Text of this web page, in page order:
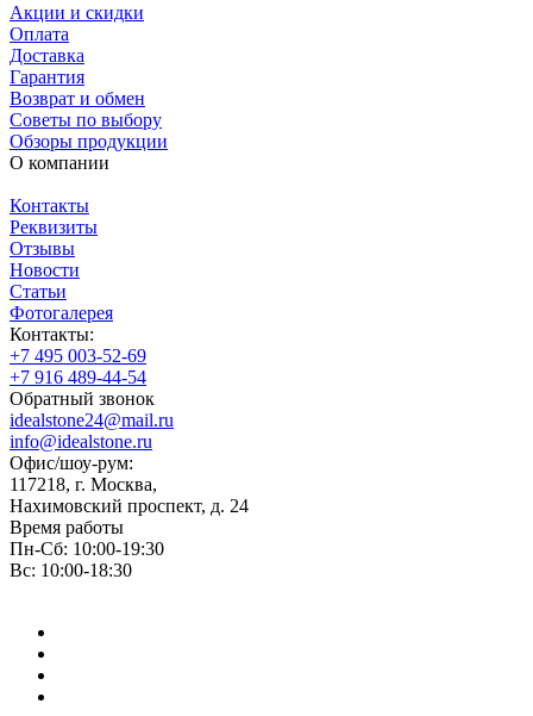
Акции и скидки
Оплата
Доставка
Гарантия
Возврат и обмен
Советы по выбору
Обзоры продукции
О компании
Контакты
Реквизиты
Отзывы
Новости
Статьи
Фотогалерея
Контакты:
+7 495 003-52-69
+7 916 489-44-54
Обратный звонок
idealstone24@mail.ru
info@idealstone.ru
Офис/шоу-рум:
117218, г. Москва,
Нахимовский проспект, д. 24
Время работы
Пн-Сб: 10:00-19:30
Вс: 10:00-18:30